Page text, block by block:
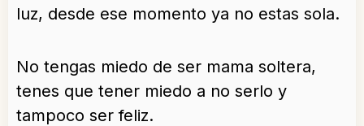
luz, desde ese momento ya no estas sola.
No tengas miedo de ser mama soltera,
tenes que tener miedo a no serlo y
tampoco ser feliz.